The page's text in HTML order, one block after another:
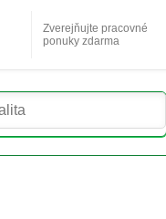
Zverejňujte pracovné
ponuky zdarma